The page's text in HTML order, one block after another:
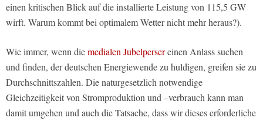
einen kritischen Blick auf die installierte Leistung von 115,5 GW
wirft. Warum kommt bei optimalem Wetter nicht mehr heraus?).
Wie immer, wenn diemedialen Jubelpersereinen Anlass suchen
und finden, der deutschen Energiewende zu huldigen, greifen sie zu
Durchschnittszahlen. Die naturgesetzlich notwendige
Gleichzeitigkeit von Stromproduktion und –verbrauch kann man
damit umgehen und auch die Tatsache, dass wir dieses erforderliche